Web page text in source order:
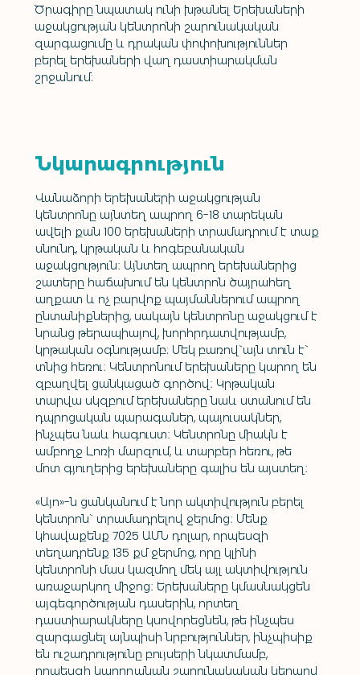
Ծրագիրը նպատակ ունի խթանել Երեխաների
աջակցության կենտրոնի շարունակական
զարգացումը և դրական փոփոխություններ
բերել երեխաների վաղ դաստիարակման
շրջանում:
Նկարագրություն
Վանաձորի երեխաների աջակցության
կենտրոնը այնտեղ ապրող 6-18 տարեկան
ավելի քան 100 երեխաների տրամադրում է տաք
սնունդ, կրթական և հոգեբանական
աջակցություն։ Այնտեղ ապրող երեխաներից
շատերը հաճախում են կենտրոն ծայրահեղ
աղքատ և ոչ բարվոք պայմաններում ապրող
ընտանիքներից, սակայն կենտրոնը աջակցում է
նրանց թերապիայով, խորհրդատվությամբ,
կրթական օգնությամբ: Մեկ բառով`այն տուն է`
տնից հեռու։ Կենտրոնում երեխաները կարող են
զբաղվել ցանկացած գործով։ Կրթական
տարվա սկզբում երեխաները նաև ստանում են
դպրոցական պարագաներ, պայուսակներ,
ինչպես նաև հագուստ։ Կենտրոնը միակն է
ամբողջ Լոռի մարզում, և տարբեր հեռու, թե
մոտ գյուղերից երեխաները գալիս են այստեղ։
«Այո»-ն ցանկանում է նոր ակտիվություն բերել
կենտրոն` տրամադրելով ջերմոց։ Մենք
կհավաքենք 7025 ԱՄՆ դոլար, որպեսզի
տեղադրենք 135 քմ ջերմոց, որը կլինի
կենտրոնի մաս կազմող մեկ այլ ակտիվություն
առաջարկող միջոց։ Երեխաները կմասնակցեն
այգեգործության դասերին, որտեղ
դաստիարակները կսովորեցնեն, թե ինչպես
զարգացնել այնպիսի նրբություններ, ինչպիսիք
են ուշադրությունը բույսերի նկատմամբ,
որպեսզի կարողանան շարունակական կերպով